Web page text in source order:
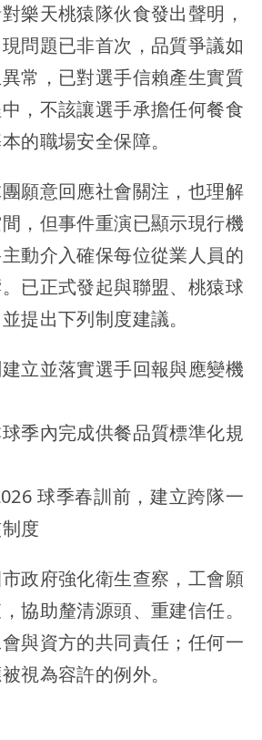
樂天桃猿隊伙食發出聲明，
問題已非首次，品質爭議如
常，已對選手信賴產生實質
，不該讓選手承擔任何餐食
的職場安全保障。
願意回應社會關注，也理解
，但事件重演已顯示現行機
動介入確保每位從業人員的
已正式發起與聯盟、桃猿球
提出下列制度建議。
立並落實選手回報與應變機
季內完成供餐品質標準化規
球季春訓前，建立跨隊一
度
政府強化衛生查察，工會願
協助釐清源頭、重建信任。
與資方的共同責任；任何一
視為容許的例外。